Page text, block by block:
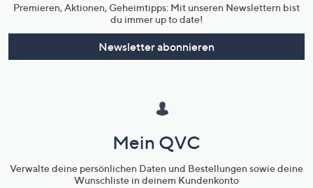
Premieren, Aktionen, Geheimtipps: Mit unseren Newslettern bist
du immer up to date!
Newsletter abonnieren
Mein QVC
Verwalte deine persönlichen Daten und Bestellungen sowie deine
Wunschliste in deinem Kundenkonto